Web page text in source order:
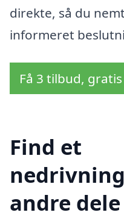
direkte, så du
informeret
Få 3 tilbud,
Find et
andre